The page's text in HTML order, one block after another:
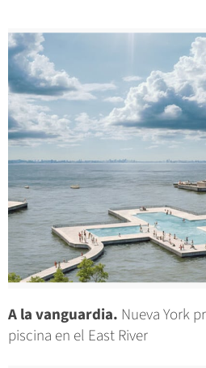
A la vanguardia. Nueva York
piscina en el East River